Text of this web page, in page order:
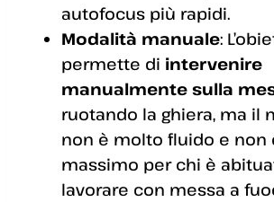
autofocus più rapidi.
Modalità manuale:
permette di intervenire
manualmente sulla
ruotando la ghiera, ma il
non è molto fluido e non
massimo per chi è
lavorare con messa a